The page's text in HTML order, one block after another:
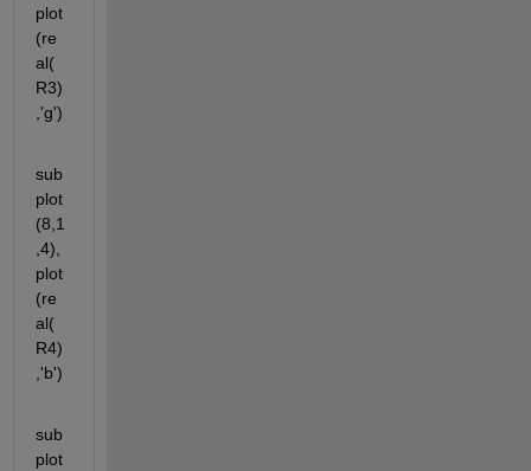
plot
(re
al(
R3)
,'g')
sub
plot
(8,1
,4),
plot
(re
al(
R4)
,'b')
sub
plot